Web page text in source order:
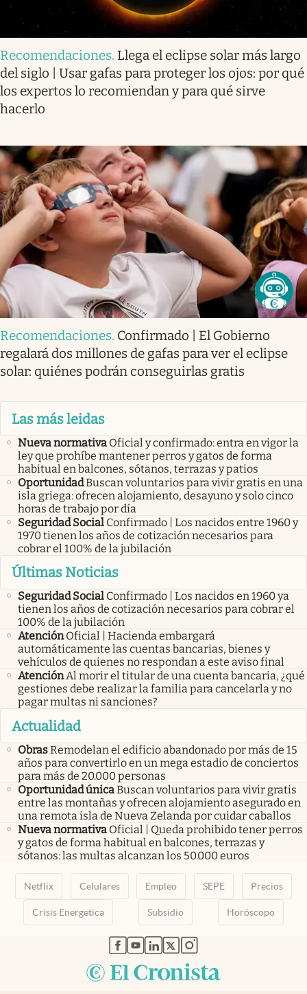
Recomendaciones. Llega el eclipse solar más largo
del siglo | Usar gafas para proteger los ojos: por qué
los expertos lo recomiendan y para qué sirve
hacerlo
Recomendaciones. Confirmado | El Gobierno
regalará dos millones de gafas para ver el eclipse
solar: quiénes podrán conseguirlas gratis
Las más leidas
Nueva normativa Oficial y confirmado: entra en vigor la
ley que prohíbe mantener perros y gatos de forma
habitual en balcones, sótanos, terrazas y patios
OportunidadBuscan voluntarios para vivir gratis en una
isla griega: ofrecen alojamiento, desayuno y solo cinco
horas de trabajo por día
Seguridad Social Confirmado | Los nacidos entre 1960 y
1970 tienen los años de cotización necesarios para
cobrar el 100% de la jubilación
Últimas Noticias
Seguridad Social Confirmado | Los nacidos en 1960 ya
tienen los años de cotización necesarios para cobrar el
100% de la jubilación
Atención Oficial | Hacienda embargará
automáticamente las cuentas bancarias, bienes y
vehículos de quienes no respondan a este aviso final
AtenciónAl morir el titular de una cuenta bancaria, ¿qué
gestiones debe realizar la familia para cancelarla y no
pagar multas ni sanciones?
Actualidad
ObrasRemodelan el edificio abandonado por más de 15
años para convertirlo en un mega estadio de conciertos
para más de 20.000 personas
Oportunidad únicaBuscan voluntarios para vivir gratis
entre las montañas y ofrecen alojamiento asegurado en
una remota isla de Nueva Zelanda por cuidar caballos
Nueva normativa Oficial | Queda prohibido tener perros
y gatos de forma habitual en balcones, terrazas y
sótanos: las multas alcanzan los 50.000 euros
Netflix Celulares Empleo SEPE Precios
Crisis Energetica Subsidio Horóscopo
abre en nueva pestaña
abre en nueva pestaña
abre en nueva pestaña
abre en nueva pestaña
abre en nueva pestaña